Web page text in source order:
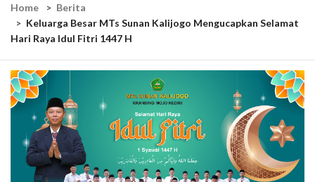
Home
Berita
Keluarga Besar MTs Sunan Kalijogo Mengucapkan Selamat
Hari Raya Idul Fitri 1447 H